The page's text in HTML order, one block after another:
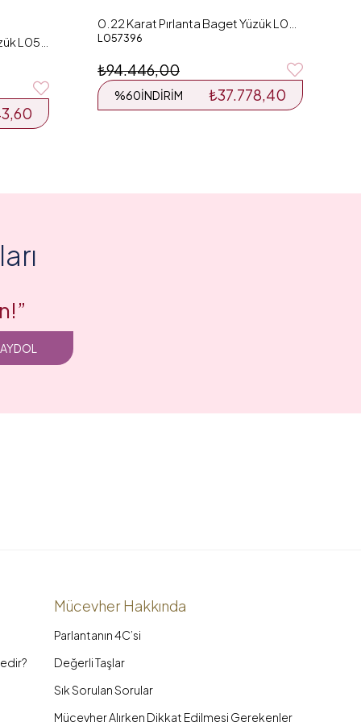
L057396
₺37.778,40
%60İNDIRIM
₺94.446,00
Mücevher Hakkında
Parlantanın 4C’si
Değerli Taşlar
Sık Sorulan Sorular
Mücevher Alırken Dikkat Edilmesi Gerekenler